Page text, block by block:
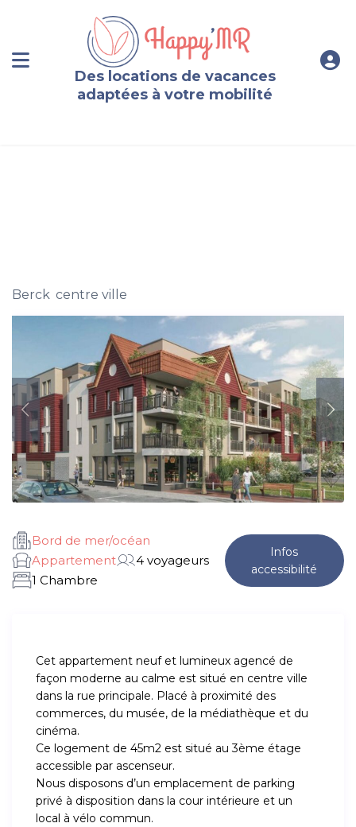
Des locations de vacances
adaptées à votre mobilité
Berck ,centre ville
Bord de mer/océan
Appartement
4 voyageurs
1 Chambre
Infos
accessibilité
Cet appartement neuf et lumineux agencé de
façon moderne au calme est situé en centre ville
dans la rue principale. Placé à proximité des
commerces, du musée, de la médiathèque et du
cinéma.
Ce logement de 45m2 est situé au 3ème étage
accessible par ascenseur.
Nous disposons d’un emplacement de parking
privé à disposition dans la cour intérieure et un
local à vélo commun.